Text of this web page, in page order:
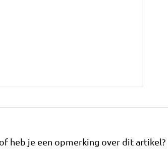
heb je een opmerking over dit artikel?